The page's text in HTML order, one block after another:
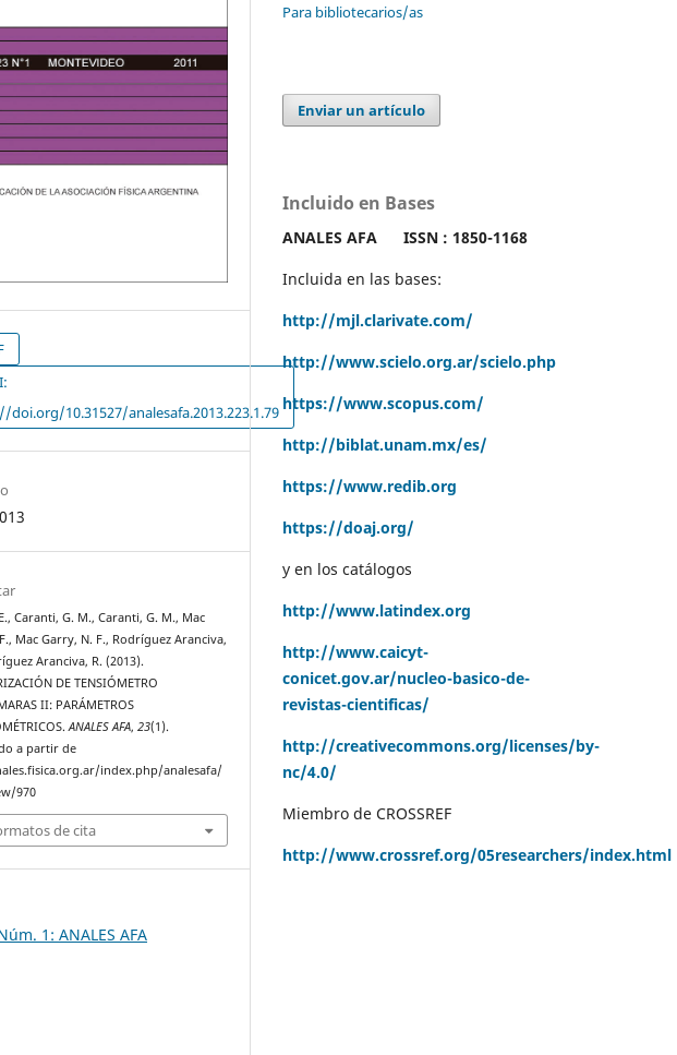
doi.org/10.31527/analesafa.2013.223.1.79
Caranti, G. M., Caranti, G. M., Mac
Mac Garry, N. F., Rodríguez Aranciva,
Aranciva, R. (2013).
DE TENSIÓMETRO
II: PARÁMETROS
ANALES AFA,23(1).
a partir de
index.php/analesafa/
970
de cita
1: ANALES AFA
Para bibliotecarios/as
Enviar un artículo
Incluido en Bases
ANALES AFA ISSN : 1850-1168
Incluida en las bases:
http://mjl.clarivate.com/
http://www.scielo.org.ar/scielo.php
https://www.scopus.com/
http://biblat.unam.mx/es/
https://www.redib.org
https://doaj.org/
y en los catálogos
http://www.latindex.org
http://www.caicyt-
conicet.gov.ar/nucleo-basico-de-
revistas-cientificas/
http://creativecommons.org/licenses/by-
nc/4.0/
Miembro de CROSSREF
http://www.crossref.org/05researchers/index.html